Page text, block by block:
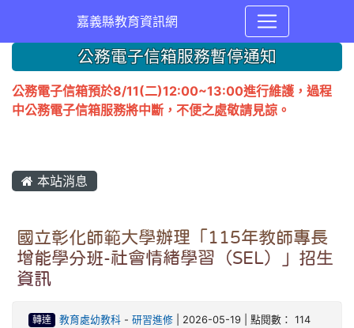
嘉義縣教育資訊網
公務電子信箱服務暫停通知
公務電子信箱預於8/11(二)12:00~13:00進行維護，過程
中公務電子信箱服務將中斷，不便之處敬請見諒。
本站消息
國立彰化師範大學辦理「115年教師專長
增能學分班-社會情緒學習（SEL）」招生
資訊
轉達 教育處幼教科- 研習進修| 2026-05-19 | 點閱數： 114